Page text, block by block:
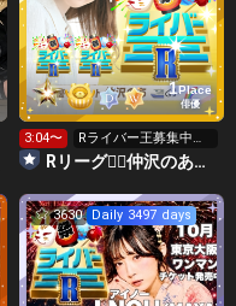
1Place
俳優
3:04〜
Rライバー王募集中🥺
✨
Rリーグ❤️‍🔥仲沢のあ⛴໒꒱· ﾟ🌈
3630 Daily 3497 days